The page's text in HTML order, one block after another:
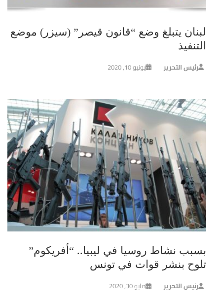
لبنان يتبلغ وضع “قانون قيصر” (سيزر) موضع
التنفيذ
رئيس التحرير يونيو 10, 2020
بسبب نشاط روسيا في ليبيا.. “أفريكوم”
تلوح بنشر قوات في تونس
رئيس التحرير مايو 30, 2020